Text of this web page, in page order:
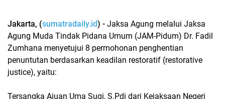
Jakarta, (sumatradaily.id) - Jaksa Agung melalui Jaksa
Agung Muda Tindak Pidana Umum (JAM-Pidum) Dr. Fadil
Zumhana menyetujui 8 permohonan penghentian
penuntutan berdasarkan keadilan restoratif (restorative
justice), yaitu:
Tersangka Ajuan Uma Sugi, S.Pdi dari Kejaksaan Negeri